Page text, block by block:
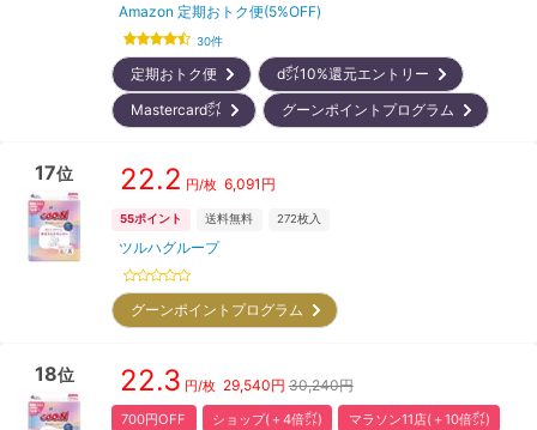
Amazon 定期おトク便(5%OFF)
30件
定期おトク便
d㌽10%還元エントリー
Mastercard㌽
グーンポイントプログラム
17位 22.2 円/枚 6,091 円
55ポイント 送料無料 272枚入
ツルハグループ
グーンポイントプログラム
18位 22.3 円/枚 29,540円 30,240円
700円OFF ショップ(＋4倍㌽)
マラソン11店(＋10倍㌽)